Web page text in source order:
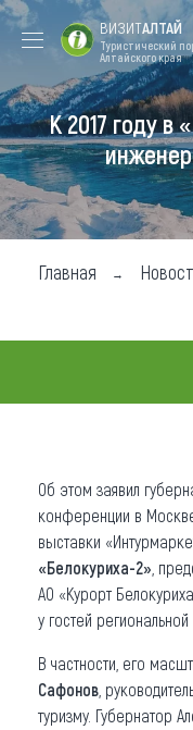
Форум VISIT
ALTAI
Туры
Где побывать
Чем заняться
Где
Новости
Что привезти
О регионе
Коллекция
Другие рубрики
ВИЗИТАЛТАЙ
Туристический
Алтайского края
К 2017 году в
Главная
Об этом заявил
конференции в
выставки
«Белокуриха-2» ,
АО «Курорт
у гостей региональной
В частности, его
Сафонов ,
туризму. Губернатор